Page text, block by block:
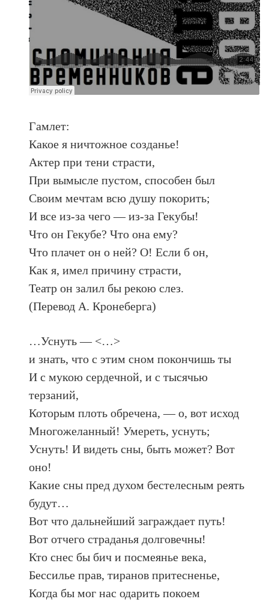
Гамлет:
Какое я ничтожное созданье!
Актер при тени страсти,
При вымысле пустом, способен был
Своим мечтам всю душу покорить;
И все из-за чего — из-за Гекубы!
Что он Гекубе? Что она ему?
Что плачет он о ней? О! Если б он,
Как я, имел причину страсти,
Театр он залил бы рекою слез.
(Перевод А. Кронеберга)
…Уснуть — <…>
и знать, что с этим сном покончишь ты
И с мукою сердечной, и с тысячью
терзаний,
Которым плоть обречена, — о, вот исход
Многожеланный! Умереть, уснуть;
Уснуть! И видеть сны, быть может? Вот
оно!
Какие сны пред духом бестелесным реять
будут…
Вот что дальнейший заграждает путь!
Вот отчего страданья долговечны!
Кто снес бы бич и посмеянье века,
Бессилье прав, тиранов притесненье,
Когда бы мог нас одарить покоем